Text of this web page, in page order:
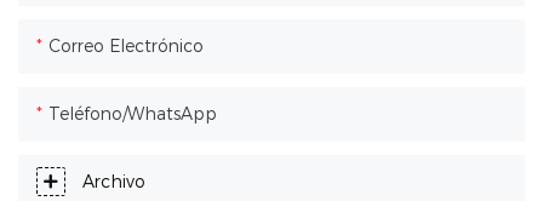
Correo Electrónico
Teléfono/WhatsApp
Archivo